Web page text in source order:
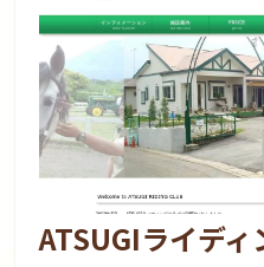
ATSUGIライデ